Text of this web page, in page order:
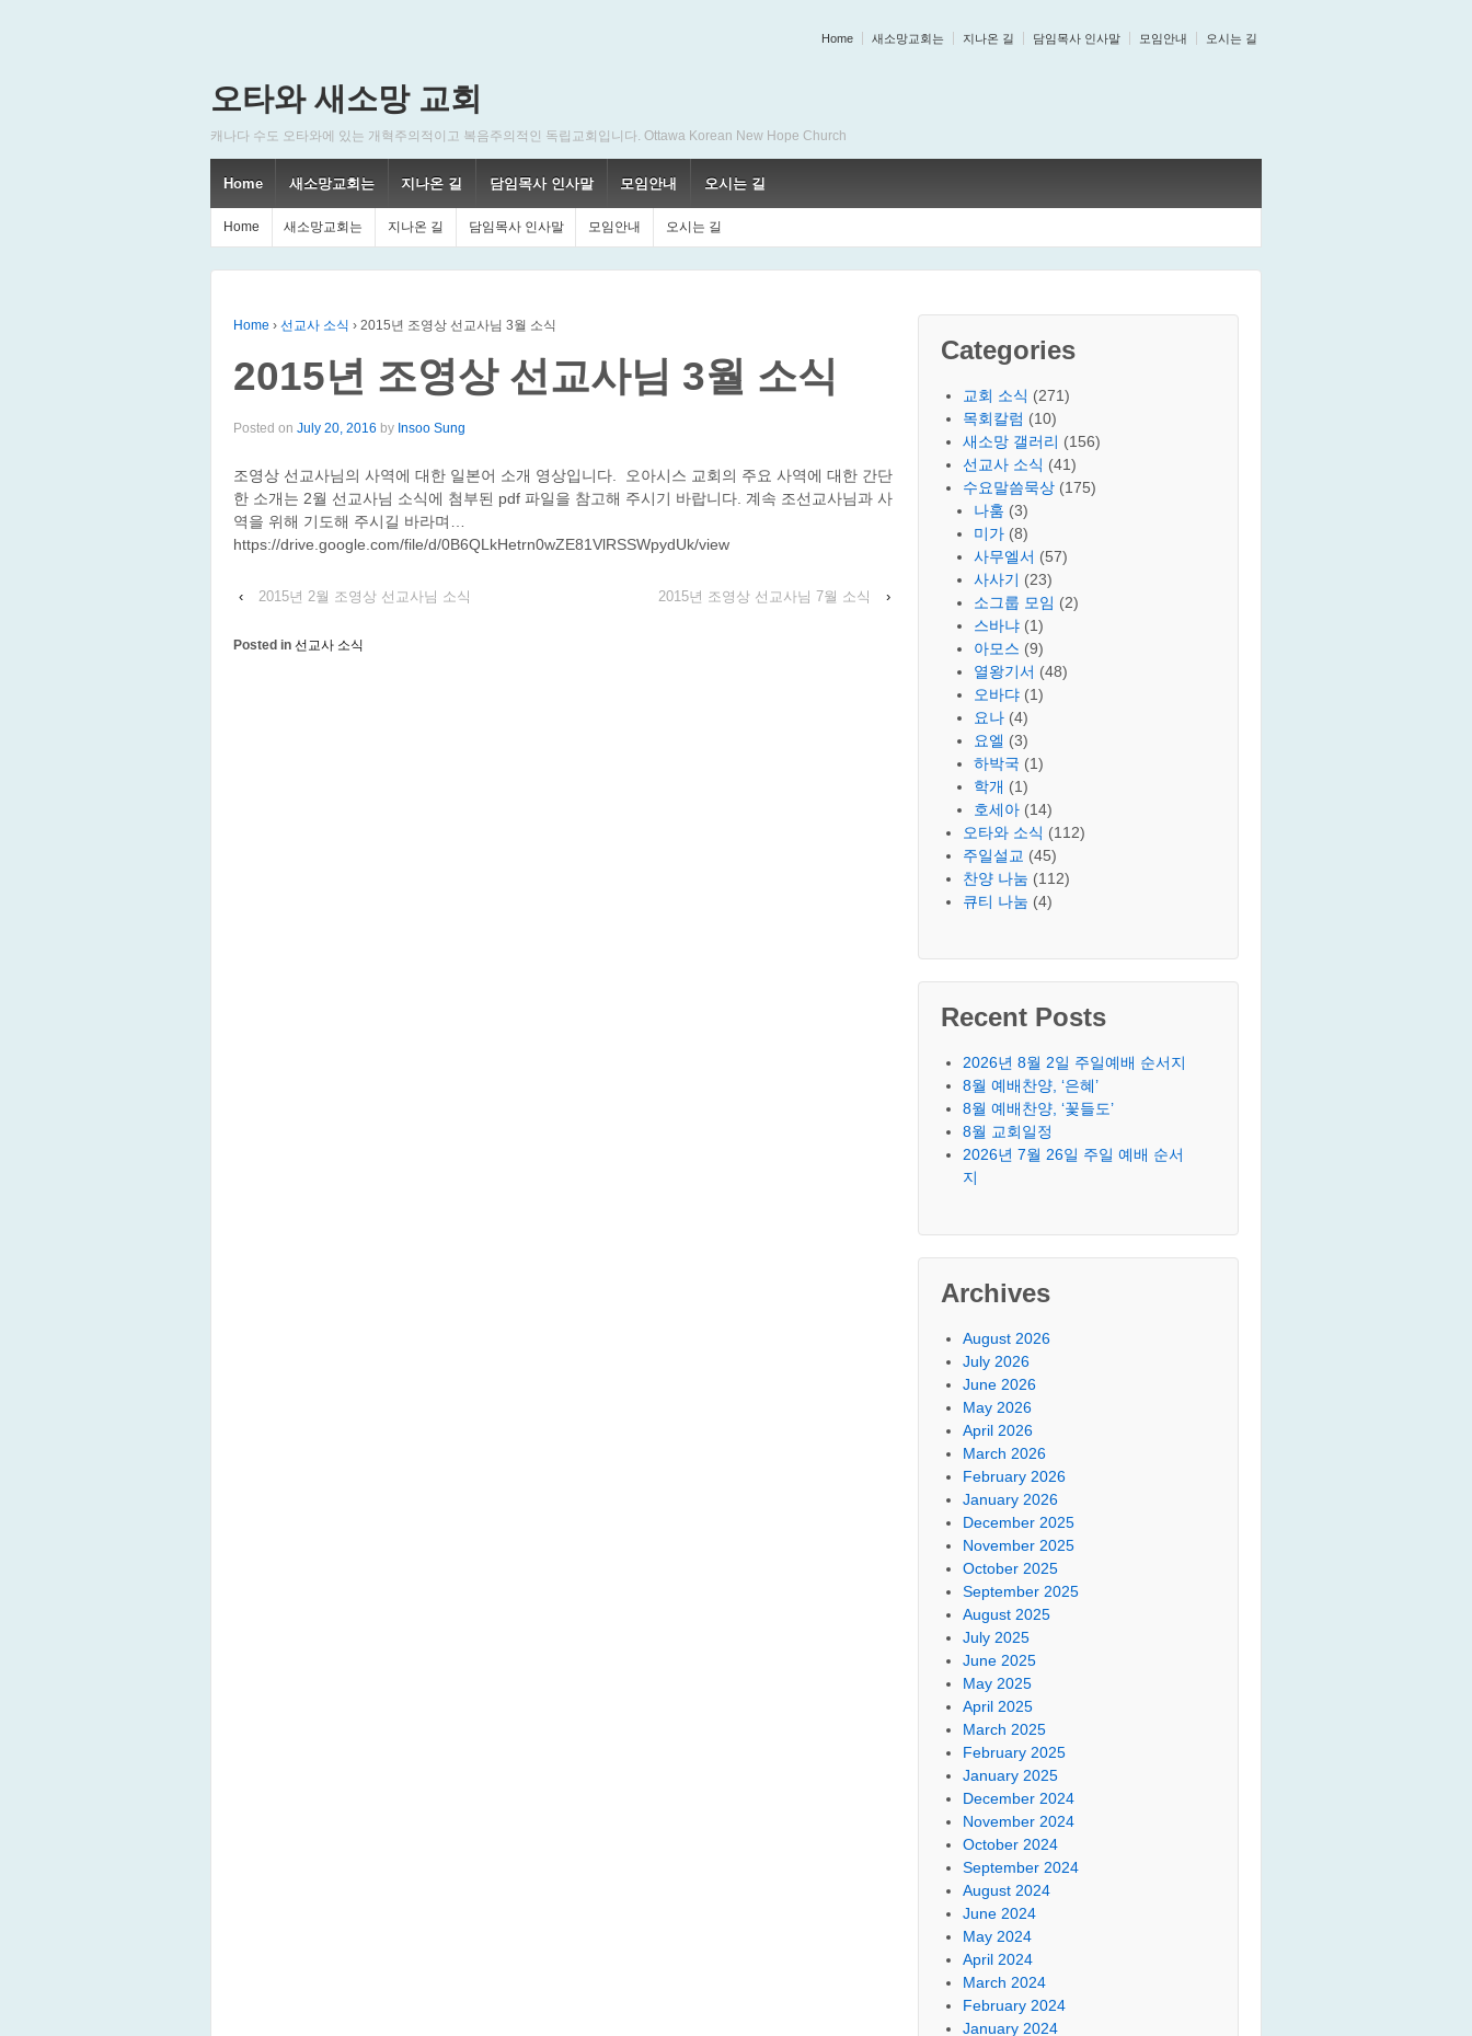
Home 새소망교회는 지나온 길 담임목사 인사말 모임안내 오시는 길
오타와 새소망 교회
캐나다 수도 오타와에 있는 개혁주의적이고 복음주의적인 독립교회입니다. Ottawa Korean New Hope Church
Home 새소망교회는 지나온 길 담임목사 인사말 모임안내 오시는 길
Home 새소망교회는 지나온 길 담임목사 인사말 모임안내 오시는 길
Home › 선교사 소식 › 2015년 조영상 선교사님 3월 소식
2015년 조영상 선교사님 3월 소식
Posted on July 20, 2016 by Insoo Sung
조영상 선교사님의 사역에 대한 일본어 소개 영상입니다. 오아시스 교회의 주요 사역에 대한 간단
한 소개는 2월 선교사님 소식에 첨부된 pdf 파일을 참고해 주시기 바랍니다. 계속 조선교사님과 사
역을 위해 기도해 주시길 바라며…
https://drive.google.com/file/d/0B6QLkHetrn0wZE81VlRSSWpydUk/view
‹ 2015년 2월 조영상 선교사님 소식 2015년 조영상 선교사님 7월 소식 ›
Posted in 선교사 소식
Categories
교회 소식 (271)
목회칼럼 (10)
새소망 갤러리 (156)
선교사 소식 (41)
수요말씀묵상 (175)
나훔 (3)
미가 (8)
사무엘서 (57)
사사기 (23)
소그룹 모임 (2)
스바냐 (1)
아모스 (9)
열왕기서 (48)
오바댜 (1)
요나 (4)
요엘 (3)
하박국 (1)
학개 (1)
호세아 (14)
오타와 소식 (112)
주일설교 (45)
찬양 나눔 (112)
큐티 나눔 (4)
Recent Posts
2026년 8월 2일 주일예배 순서지
8월 예배찬양, ‘은혜’
8월 예배찬양, ‘꽃들도’
8월 교회일정
2026년 7월 26일 주일 예배 순서
지
Archives
August 2026
July 2026
June 2026
May 2026
April 2026
March 2026
February 2026
January 2026
December 2025
November 2025
October 2025
September 2025
August 2025
July 2025
June 2025
May 2025
April 2025
March 2025
February 2025
January 2025
December 2024
November 2024
October 2024
September 2024
August 2024
June 2024
May 2024
April 2024
March 2024
February 2024
January 2024